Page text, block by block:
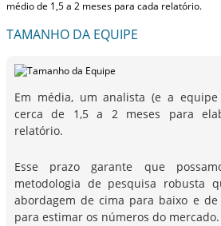
médio de 1,5 a 2 meses para cada relatório.
TAMANHO DA EQUIPE
Em média, um analista (e a
cerca de 1,5 a 2 meses para
relatório.
Esse prazo garante que
metodologia de pesquisa robusta
abordagem de cima para baixo e
para estimar os números do mercado.